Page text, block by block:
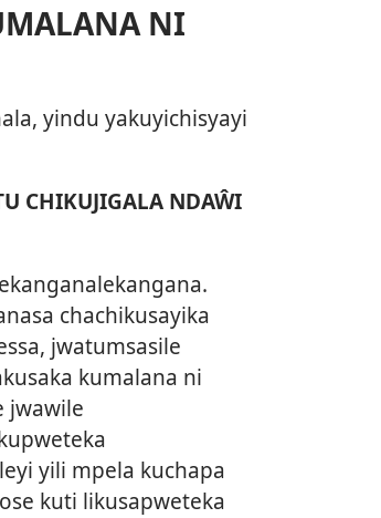
NI
yindu yakuyichisyayi
CHIKUJIGALA NDAŴI
chachikusayika
jwatumsasile
kumalana ni
jwawile
yili mpela kuchapa
kuti likusapweteka